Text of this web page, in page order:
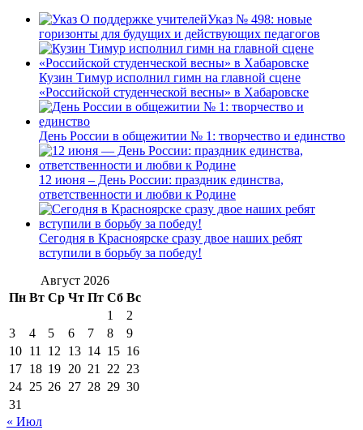
Указ № 498: новые
горизонты для будущих и действующих педагогов
Кузин Тимур исполнил гимн на главной сцене
«Российской студенческой весны» в Хабаровске
День России в общежитии № 1: творчество и единство
12 июня – День России: праздник единства,
ответственности и любви к Родине
Сегодня в Красноярске сразу двое наших ребят
вступили в борьбу за победу!
Август 2026
Пн Вт Ср Чт Пт Сб Вс
1
2
3
4 5 6 7 8
9
10 11 12 13 14 15 16
17 18 19 20 21 22 23
24 25 26 27 28 29 30
31
« Июл